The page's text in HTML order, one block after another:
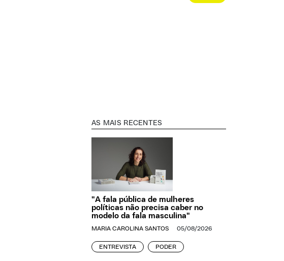
AS MAIS RECENTES
"A fala pública de mulheres
políticas não precisa caber no
modelo da fala masculina"
MARIA CAROLINA SANTOS 05/08/2026
ENTREVISTA PODER